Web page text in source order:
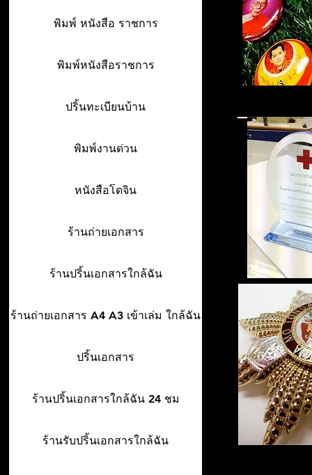
พิมพ์ หนังสือ ราชการ
พิมพ์หนังสือราชการ
ปริ้นทะเบียนบ้าน
พิมพ์งานด่วน
หนังสือโดจิน
ร้านถ่ายเอกสาร
ร้านปริ้นเอกสารใกล้ฉัน
ร้านถ่ายเอกสาร A4 A3 เข้าเล่ม ใกล้ฉัน
ปริ้นเอกสาร
ร้านปริ้นเอกสารใกล้ฉัน 24 ชม
ร้านรับปริ้นเอกสารใกล้ฉัน